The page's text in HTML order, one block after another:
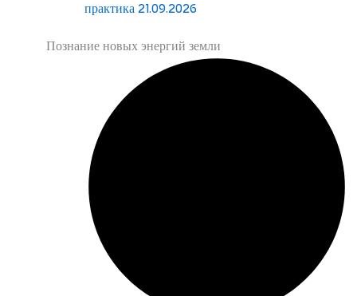
практика 21.09.2026
Познание новых энергий земли